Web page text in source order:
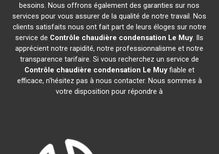
besoins. Nous offrons également des garanties sur nos
services pour vous assurer de la qualité de notre travail. Nos
clients satisfaits nous ont fait part de leurs éloges sur notre
service de Contrôle chaudière condensation Le Muy. Ils
apprécient notre rapidité, notre professionnalisme et notre
transparence tarifaire. Si vous recherchez un service de
Contrôle chaudière condensation Le Muyfiable et
efficace, n'hésitez pas à nous contacter. Nous sommes à
votre disposition pour répondre à